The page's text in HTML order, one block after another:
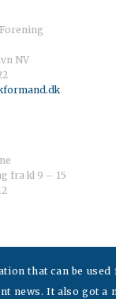
NV
fra kl 9 – 15
that can be
news. It also got a